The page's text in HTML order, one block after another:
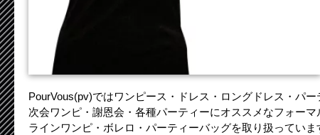
PourVous(pv)ではワンピース・ドレス・ロングドレス・パ
次会ワンピ・謝恩会・各種パーティーにオススメなフォー
ラインワンピ・ボレロ・パーティーバッグを取り扱っていま